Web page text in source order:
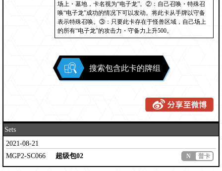
场上・墓地，卡名视为“电子龙”。②：自己召唤・特殊召
唤“电子龙”成功的情况下可以发动。将此卡从手牌以守备
表示特殊召唤。③：只要此卡存在于怪兽区域，自己场上
的所有“电子龙”的攻击力・守备力上升500。
搜索包含此卡的牌组
Sets
2021-08-21
MGP2-SC066
超级包02 N 普卡